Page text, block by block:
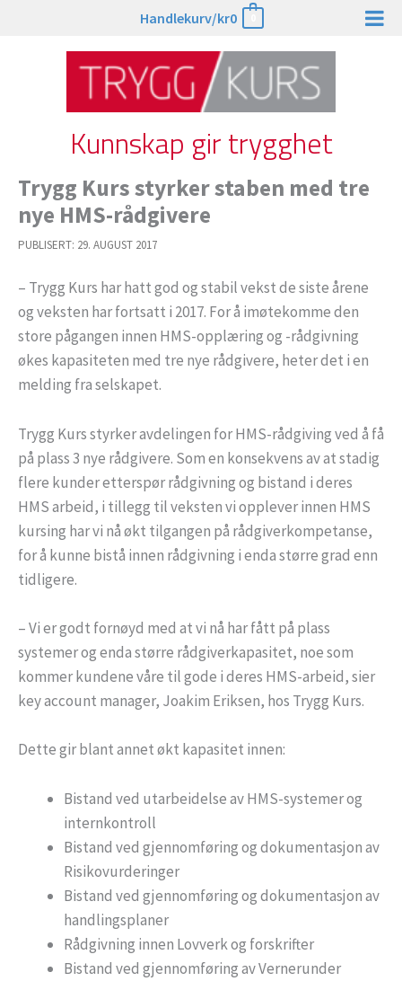
Handlekurv/kr0
Kunnskap gir trygghet
Trygg Kurs styrker staben med tre
nye HMS-rådgivere
PUBLISERT: 29. AUGUST 2017
– Trygg Kurs har hatt god og stabil vekst de siste årene
og veksten har fortsatt i 2017. For å imøtekomme den
store pågangen innen HMS-opplæring og -rådgivning
økes kapasiteten med tre nye rådgivere, heter det i en
melding fra selskapet.
Trygg Kurs styrker avdelingen for HMS-rådgiving ved å få
på plass 3 nye rådgivere. Som en konsekvens av at stadig
flere kunder etterspør rådgivning og bistand i deres
HMS arbeid, i tillegg til veksten vi opplever innen HMS
kursing har vi nå økt tilgangen på rådgiverkompetanse,
for å kunne bistå innen rådgivning i enda større grad enn
tidligere.
– Vi er godt fornøyd med at vi nå har fått på plass
systemer og enda større rådgiverkapasitet, noe som
kommer kundene våre til gode i deres HMS-arbeid, sier
key account manager, Joakim Eriksen, hos Trygg Kurs.
Dette gir blant annet økt kapasitet innen:
Bistand ved utarbeidelse av HMS-systemer og
internkontroll
Bistand ved gjennomføring og dokumentasjon av
Risikovurderinger
Bistand ved gjennomføring og dokumentasjon av
handlingsplaner
Rådgivning innen Lovverk og forskrifter
Bistand ved gjennomføring av Vernerunder